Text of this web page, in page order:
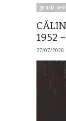
galaxia
1952
27/07/2026